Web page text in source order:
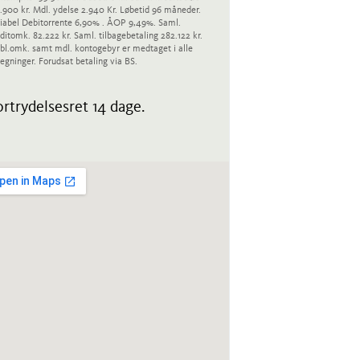
kr. Mdl. ydelse 2.940 Kr. Løbetid 96 måneder.
Debitorrente 6,90% . ÅOP 9,49%. Saml.
82.222 kr. Saml. tilbagebetaling 282.122 kr.
samt mdl. kontogebyr er medtaget i alle
Forudsat betaling via BS.
14 dage.